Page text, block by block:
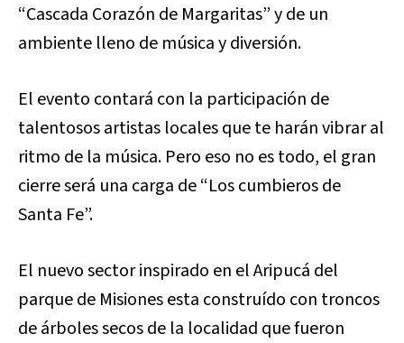
“Cascada Corazón de Margaritas” y de un
ambiente lleno de música y diversión.
El evento contará con la participación de
talentosos artistas locales que te harán vibrar al
ritmo de la música. Pero eso no es todo, el gran
cierre será una carga de “Los cumbieros de
Santa Fe”.
El nuevo sector inspirado en el Aripucá del
parque de Misiones esta construído con troncos
de árboles secos de la localidad que fueron